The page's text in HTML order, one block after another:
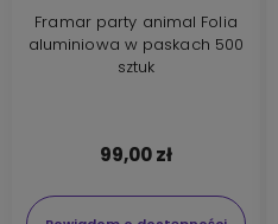
Framar party animal Folia
aluminiowa w paskach 500
sztuk
99,00 zł